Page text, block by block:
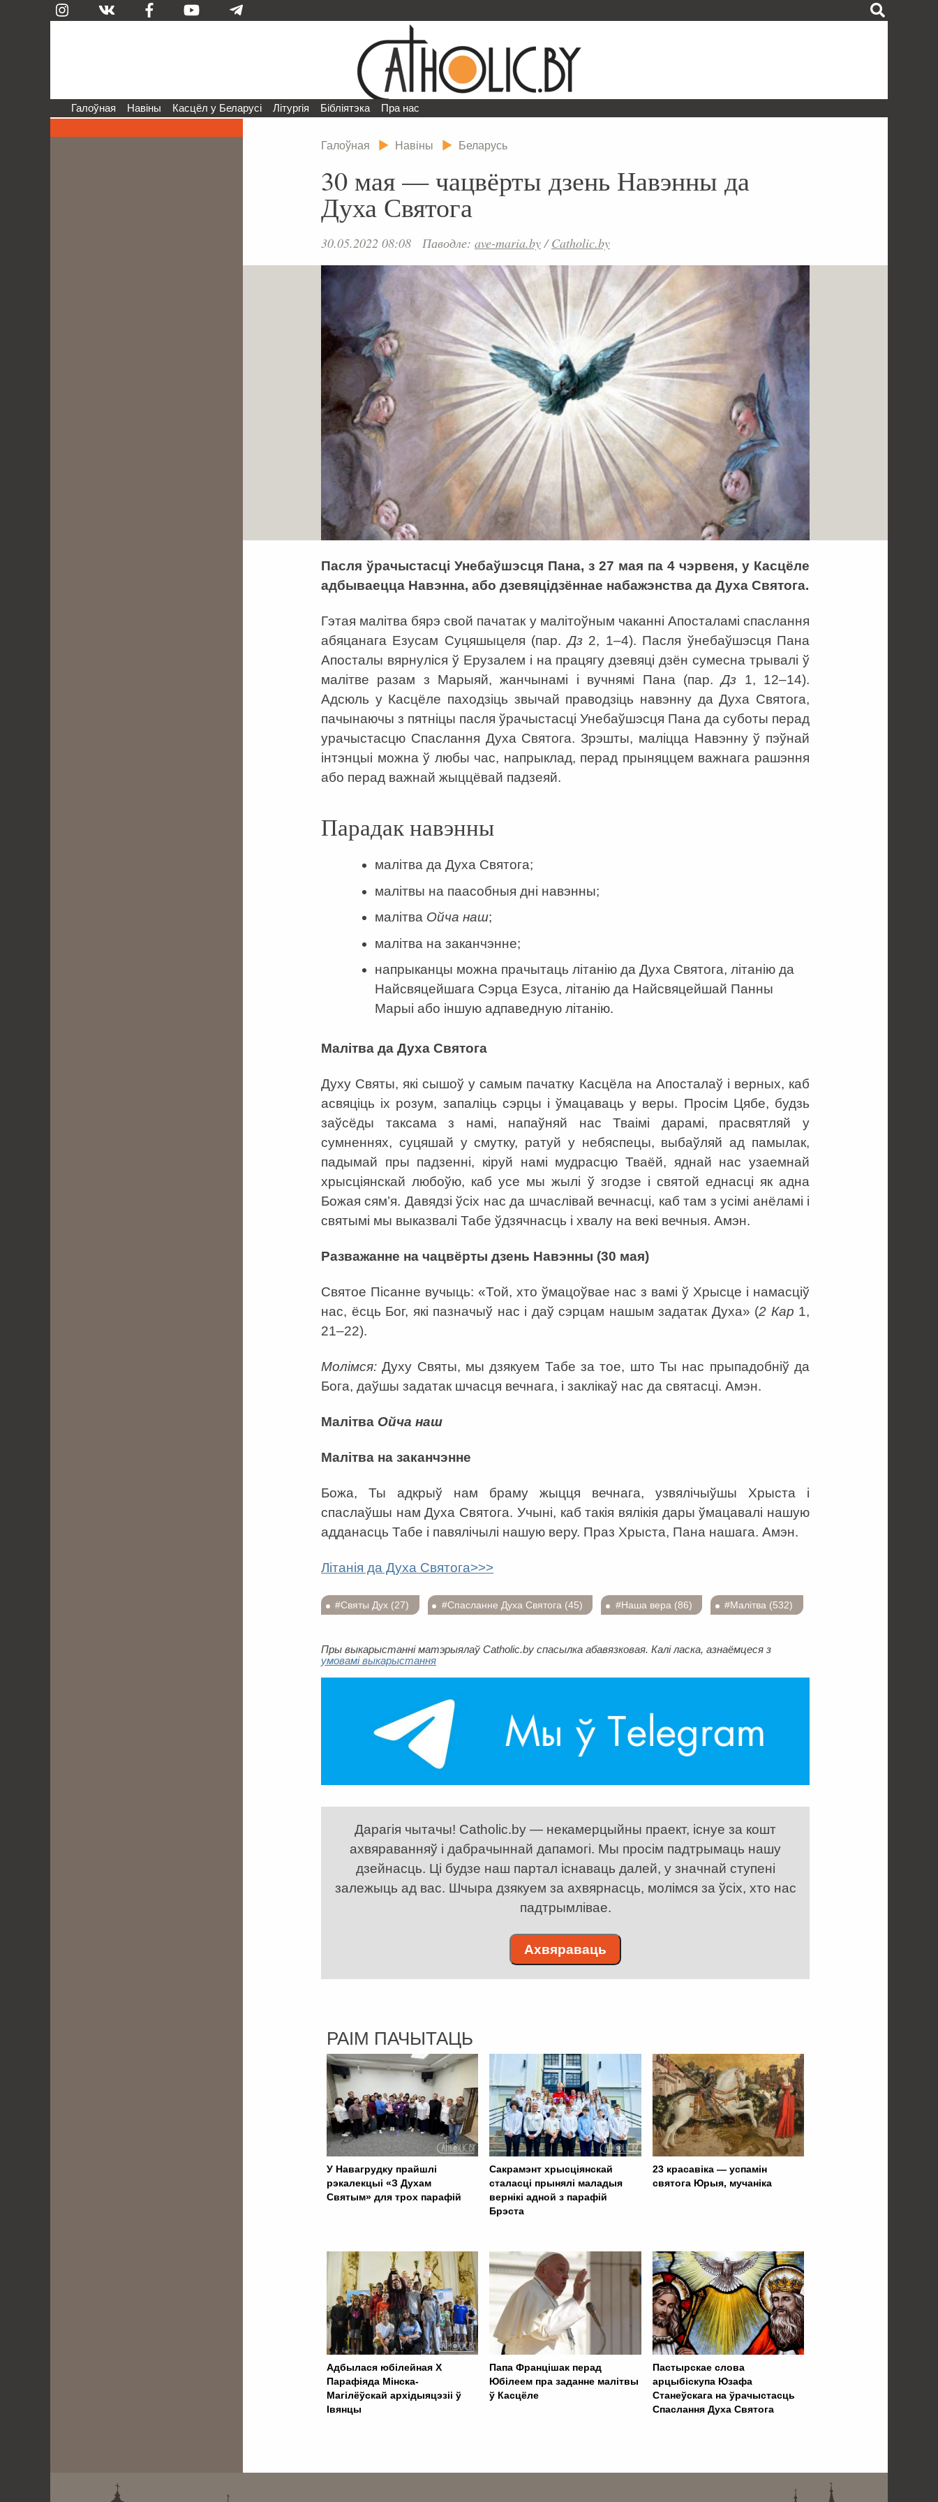
Галоўная Навіны Касцёл у Беларусі Літургія Бібліятэка Пра нас
Галоўная Навіны Беларусь
30 мая — чацвёрты дзень Навэнны да
Духа Святога
30.05.2022 08:08 Паводле: ave-maria.by/Catholic.by
Пасля ўрачыстасці Унебаўшэсця Пана, з 27 мая па 4 чэрвеня, у Касцёле
адбываецца Навэнна, або дзевяцідзённае набажэнства да Духа Святога.
Гэтая малітва бярэ свой пачатак у малітоўным чаканні Апосталамі спаслання
абяцанага Езусам Суцяшыцеля (пар.Дз2, 1–4). Пасля ўнебаўшэсця Пана
Апосталы вярнуліся ў Ерузалем і на працягу дзевяці дзён сумесна трывалі ў
малітве разам з Марыяй, жанчынамі і вучнямі Пана (пар.Дз 1, 12–14).
Адсюль у Касцёле паходзіць звычай праводзіць навэнну да Духа Святога,
пачынаючы з пятніцы пасля ўрачыстасці Унебаўшэсця Пана да суботы перад
урачыстасцю Спаслання Духа Святога. Зрэшты, маліцца Навэнну ў пэўнай
інтэнцыі можна ў любы час, напрыклад, перад прыняццем важнага рашэння
або перад важнай жыццёвай падзеяй.
Парадак навэнны
малітва да Духа Святога;
малітвы на паасобныя дні навэнны;
малітва Ойча наш;
малітва на заканчэнне;
напрыканцы можна прачытаць літанію да Духа Святога, літанію да
Найсвяцейшага Сэрца Езуса, літанію да Найсвяцейшай Панны
Марыі або іншую адпаведную літанію.
Малітва да Духа Святога
Духу Святы, які сышоў у самым пачатку Касцёла на Апосталаў і верных, каб
асвяціць іх розум, запаліць сэрцы і ўмацаваць у веры. Просім Цябе, будзь
заўсёды таксама з намі, напаўняй нас Тваімі дарамі, прасвятляй у
сумненнях, суцяшай у смутку, ратуй у небяспецы, выбаўляй ад памылак,
падымай пры па­дзенні, кіруй намі мудрасцю Тваёй, яднай нас узаемнай
хрысціянскай любоўю, каб усе мы жылі ў згодзе і святой еднасці як адна
Божая сям’я. Давядзі ўсіх нас да шчаслівай вечнасці, каб там з усімі анёламі і
святымі мы выказвалі Табе ўдзячнасць і хвалу на векі вечныя. Амэн.
Разважанне на чацвёрты дзень Навэнны (30 мая)
Святое Пісанне вучыць: «Той, хто ўмацоўвае нас з вамі ў Хрысце і намасціў
нас, ёсць Бог, які пазначыў нас і даў сэрцам нашым задатак Духа» (2 Кар 1,
21–22).
Молімся: Духу Святы, мы дзякуем Табе за тое, што Ты нас прыпадобніў да
Бога, даўшы задатак шчасця вечнага, і заклікаў нас да святасці. Амэн.
Малітва Ойча наш
Малітва на заканчэнне
Божа, Ты адкрыў нам браму жыцця вечнага, узвялічыўшы Хрыста і
спаслаўшы нам Духа Святога. Учыні, каб такія вялікія дары ўмацавалі нашую
адданасць Табе і павялічылі нашую веру. Праз Хрыста, Пана нашага. Амэн.
Літанія да Духа Святога>>>
#Святы Дух (27) #Спасланне Духа Святога (45) #Наша вера (86) #Малітва (532)
Пры выкарыстанні матэрыялаў Catholic.by спасылка абавязковая. Калі ласка, азнаёмцеся з
умовамі выкарыстання
Дарагія чытачы! Catholic.by — некамерцыйны праект, існуе за кошт
ахвяраванняў і дабрачыннай дапамогі. Мы просім падтрымаць нашу
дзейнасць. Ці будзе наш партал існаваць далей, у значнай ступені
залежыць ад вас. Шчыра дзякуем за ахвярнасць, молімся за ўсіх, хто нас
падтрымлівае.
Ахвяраваць
РАІМ ПАЧЫТАЦЬ
У Навагрудку прайшлі
рэкалекцыі «З Духам
Святым» для трох парафій
Сакрамэнт хрысціянскай
сталасці прынялі маладыя
вернікі адной з парафій
Брэста
23 красавіка — успамін
святога Юрыя, мучаніка
Адбылася юбілейная Х
Парафіяда Мінска-
Магілёўскай архідыяцэзіі ў
Івянцы
Папа Францішак перад
Юбілеем пра заданне малітвы
ў Касцёле
Пастырскае слова
арцыбіскупа Юзафа
Станеўскага на ўрачыстасць
Спаслання Духа Святога